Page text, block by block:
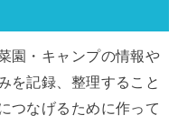
園・キャンプの情報や
を記録、整理すること
つなげるために作って